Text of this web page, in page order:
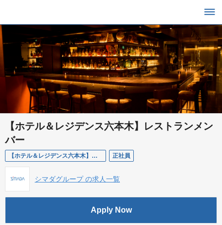
【ホテル＆レジデンス六本木】レストランメン
バー
【ホテル＆レジデンス六本木】レストランメンバー 正社員
シマダグループ の求人一覧
Apply Now